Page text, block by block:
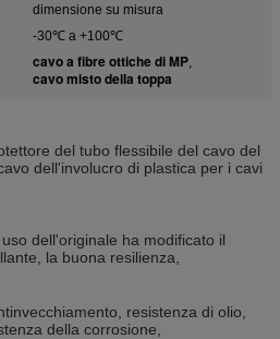
dimensione su misura
-30℃ a +100℃
cavo a fibre ottiche di MP,
cavo misto della toppa
del tubo flessibile del cavo del
dell'involucro di plastica per i cavi
dell'originale ha modificato il
la buona resilienza,
resistenza di olio,
della corrosione,